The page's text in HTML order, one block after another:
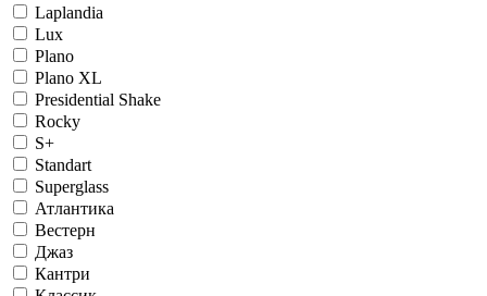
Laplandia
Lux
Plano
Plano XL
Presidential Shake
Rocky
S+
Standart
Superglass
Атлантика
Вестерн
Джаз
Кантри